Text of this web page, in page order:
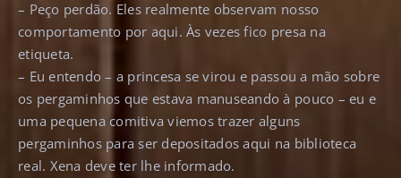
– Peço perdão. Eles realmente observam nosso
comportamento por aqui. Às vezes fico presa na
etiqueta.
– Eu entendo – a princesa se virou e passou a mão sobre
os pergaminhos que estava manuseando à pouco – eu e
uma pequena comitiva viemos trazer alguns
pergaminhos para ser depositados aqui na biblioteca
real. Xena deve ter lhe informado.